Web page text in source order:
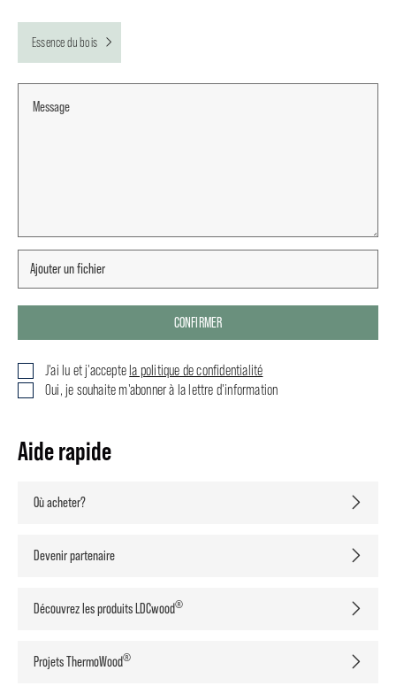
Essence du bois
CONFIRMER
J'ai lu et j'accepte la politique de confidentialité
Oui, je souhaite m'abonner à la lettre d'information
Aide rapide
Où acheter?
Devenir partenaire
Découvrez les produits LDCwood®
Projets ThermoWood®